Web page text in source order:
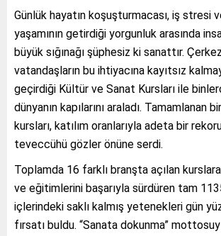
Günlük hayatın koşuşturmacası, iş stresi
yaşamının getirdiği yorgunluk arasında
büyük sığınağı şüphesiz ki sanattır.
vatandaşların bu ihtiyacına kayıtsız
geçirdiği Kültür ve Sanat Kursları ile
dünyanın kapılarını araladı. Tamamlanan
kursları, katılım oranlarıyla adeta bir
teveccühü gözler önüne serdi.
Toplamda 16 farklı branşta açılan
ve eğitimlerini başarıyla sürdüren tam
içlerindeki saklı kalmış yetenekleri gün
fırsatı buldu. “Sanata dokunma”